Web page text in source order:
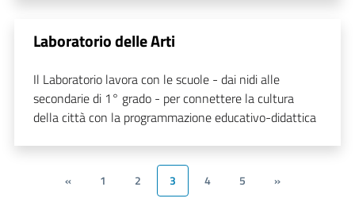
Laboratorio delle Arti
Il Laboratorio lavora con le scuole - dai nidi alle
secondarie di 1° grado - per connettere la cultura
della città con la programmazione educativo-didattica
« 1 2 3 4 5 »